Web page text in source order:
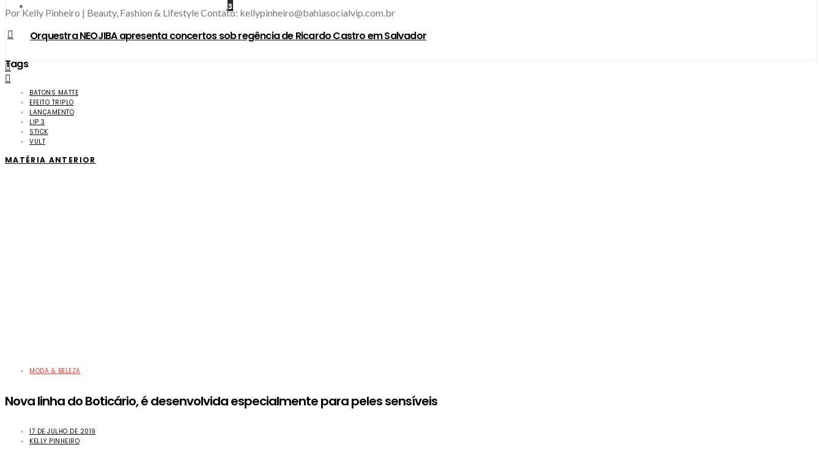
3
Orquestra NEOJIBA apresenta concertos sob regência de Ricardo Castro em Salvador
Por Kelly Pinheiro | Beauty, Fashion & Lifestyle Contato: kellypinheiro@bahiasocialvip.com.br
Tags
BATONS MATTE
EFEITO TRIPLO
LANÇAMENTO
LIP 3
STICK
VULT
MATÉRIA ANTERIOR
MODA & BELEZA
Nova linha do Boticário, é desenvolvida especialmente para peles sensíveis
17 DE JULHO DE 2019
KELLY PINHEIRO